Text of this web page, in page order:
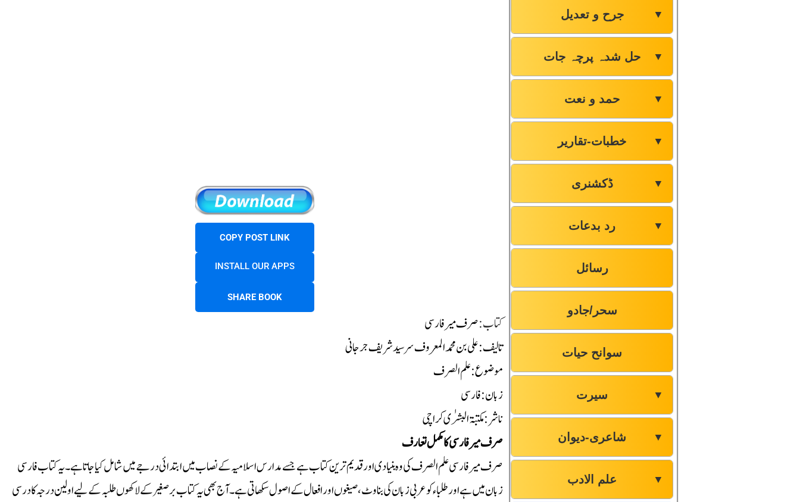
COPY POST LINK
INSTALL OUR APPS
SHARE BOOK
کتاب :صرف میر فارسی
تالیف : علی بن محمد المعروف سر سید شریف جرجانی
موضوع : علم الصرف
زبان: فارسی
ناشر: مکتبۃ البشرٰی کراچی
صرف میر فارسی کا مکمل تعارف
صرف میر فارسی علم الصرف کی وہ بنیادی اور قدیم ترین کتاب ہے جسے مدارس اسلامیہ کے نصاب میں ابتدائی درجے میں شامل کیا جاتا ہے۔ یہ کتاب فارسی
زبان میں ہے اور طلباء کو عربی زبان کی بناوٹ، صیغوں اور افعال کے اصول سکھاتی ہے۔ آج بھی یہ کتاب برصغیر کے لاکھوں طلبہ کے لیے اولین درجہ کا درسی
جرح و تعدیل ▼
حل شدہ پرچہ جات ▼
حمد و نعت ▼
خطبات-تقاریر ▼
ڈکشنری ▼
رد بدعات ▼
رسائل
سحر/جادو
سوانح حیات
سیرت ▼
شاعری-دیوان ▼
علم الادب ▼